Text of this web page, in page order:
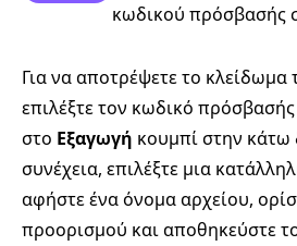
κωδικού πρόσβασής
Για να αποτρέψετε το κλείδωμα
επιλέξτε τον κωδικό πρόσβασής
στο Εξαγωγή κουμπί στην κάτω
συνέχεια, επιλέξτε μια
αφήστε ένα όνομα αρχείου,
προορισμού και αποθηκεύστε